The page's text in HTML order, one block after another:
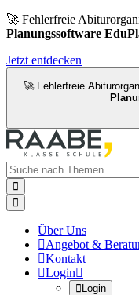
🚀 Fehlerfreie
Planungssoftware
Jetzt entdecken
🚀 Fehlerfreie


Über Uns
Angebot &
Kontakt
Login
Login